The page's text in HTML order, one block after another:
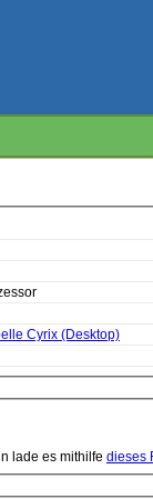
Cyrix (Desktop)
lade es mithilfe dieses